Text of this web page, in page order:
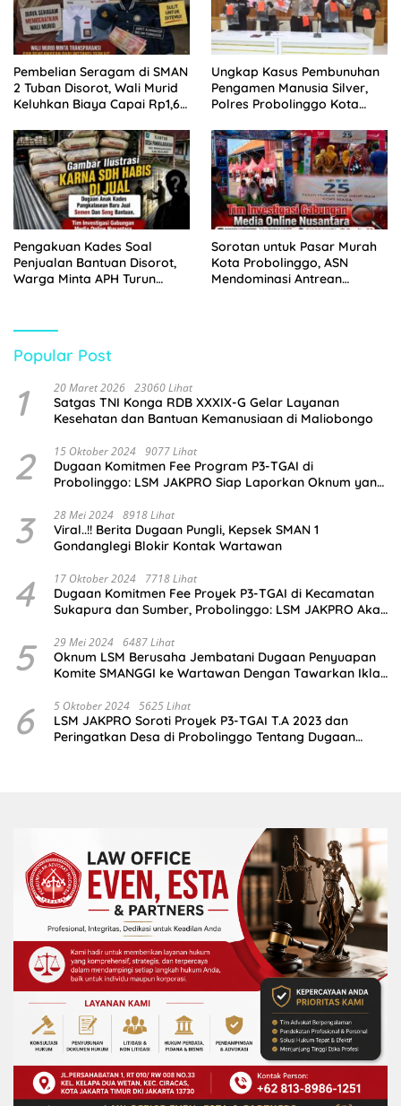
Pembelian Seragam di SMAN
2 Tuban Disorot, Wali Murid
Keluhkan Biaya Capai Rp1,6
Ungkap Kasus Pembunuhan
Pengamen Manusia Silver,
Polres Probolinggo Kota
Pengakuan Kades Soal
Penjualan Bantuan Disorot,
Warga Minta APH Turun
Sorotan untuk Pasar Murah
Kota Probolinggo, ASN
Mendominasi Antrean
Popular Post
1 20 Maret 2026 23060 Lihat
Satgas TNI Konga RDB XXXIX-G Gelar Layanan
Kesehatan dan Bantuan Kemanusiaan di Maliobongo
2 15 Oktober 2024 9077 Lihat
Dugaan Komitmen Fee Program P3-TGAI di
Probolinggo: LSM JAKPRO Siap Laporkan Oknum yang
3 28 Mei 2024 8918 Lihat
Viral..!! Berita Dugaan Pungli, Kepsek SMAN 1
Gondanglegi Blokir Kontak Wartawan
4 17 Oktober 2024 7718 Lihat
Dugaan Komitmen Fee Proyek P3-TGAI di Kecamatan
Sukapura dan Sumber, Probolinggo: LSM JAKPRO Akan
5 29 Mei 2024 6487 Lihat
Oknum LSM Berusaha Jembatani Dugaan Penyuapan
Komite SMANGGI ke Wartawan Dengan Tawarkan Iklan
6 5 Oktober 2024 5625 Lihat
LSM JAKPRO Soroti Proyek P3-TGAI T.A 2023 dan
Peringatkan Desa di Probolinggo Tentang Dugaan